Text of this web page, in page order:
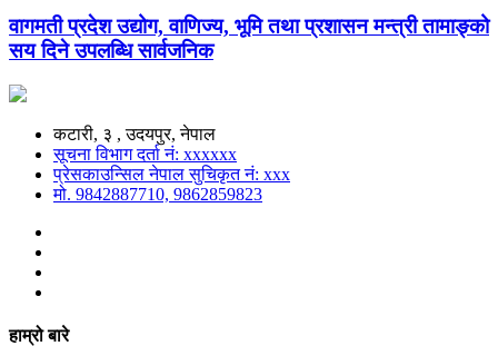
वागमती प्रदेश उद्योग, वाणिज्य, भूमि तथा प्रशासन मन्त्री तामाङ्को
सय दिने उपलब्धि सार्वजनिक
कटारी, ३ , उदयपुर, नेपाल
सूचना विभाग दर्ता नं: xxxxxx
प्रेसकाउन्सिल नेपाल सुचिकृत नं: xxx
मो. 9842887710, 9862859823
हाम्रो बारे